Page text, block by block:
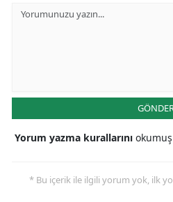
Yorum yazma kurallarını okumuş
* Bu içerik ile ilgili yorum yok, ilk